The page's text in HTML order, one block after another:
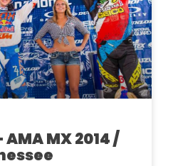
AMA MX 2014 /